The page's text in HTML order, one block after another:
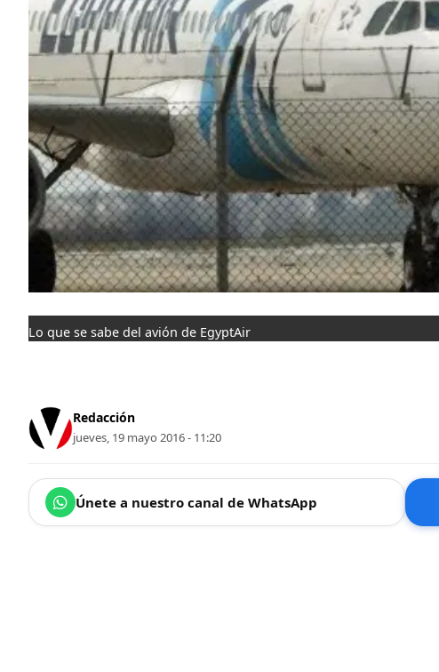
Lo que se sabe del avión de EgyptAir
Redacción
jueves, 19 mayo 2016 - 11:20
Únete a nuestro canal de WhatsApp